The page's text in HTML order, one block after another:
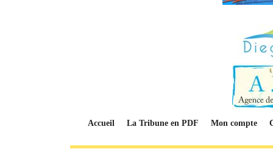
Accueil La Tribune en PDF Mon compte